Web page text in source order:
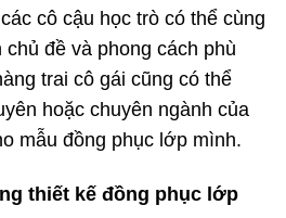
cô cậu học trò có thể cùng
đề và phong cách phù
trai cô gái cũng có thể
hoặc chuyên ngành của
mẫu đồng phục lớp mình.
thiết kế đồng phục lớp